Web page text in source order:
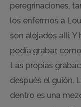
peregrinaciones,
los enfermos a
son alojados allí.
podía grabar,
Las propias
después el guión.
dentro es una